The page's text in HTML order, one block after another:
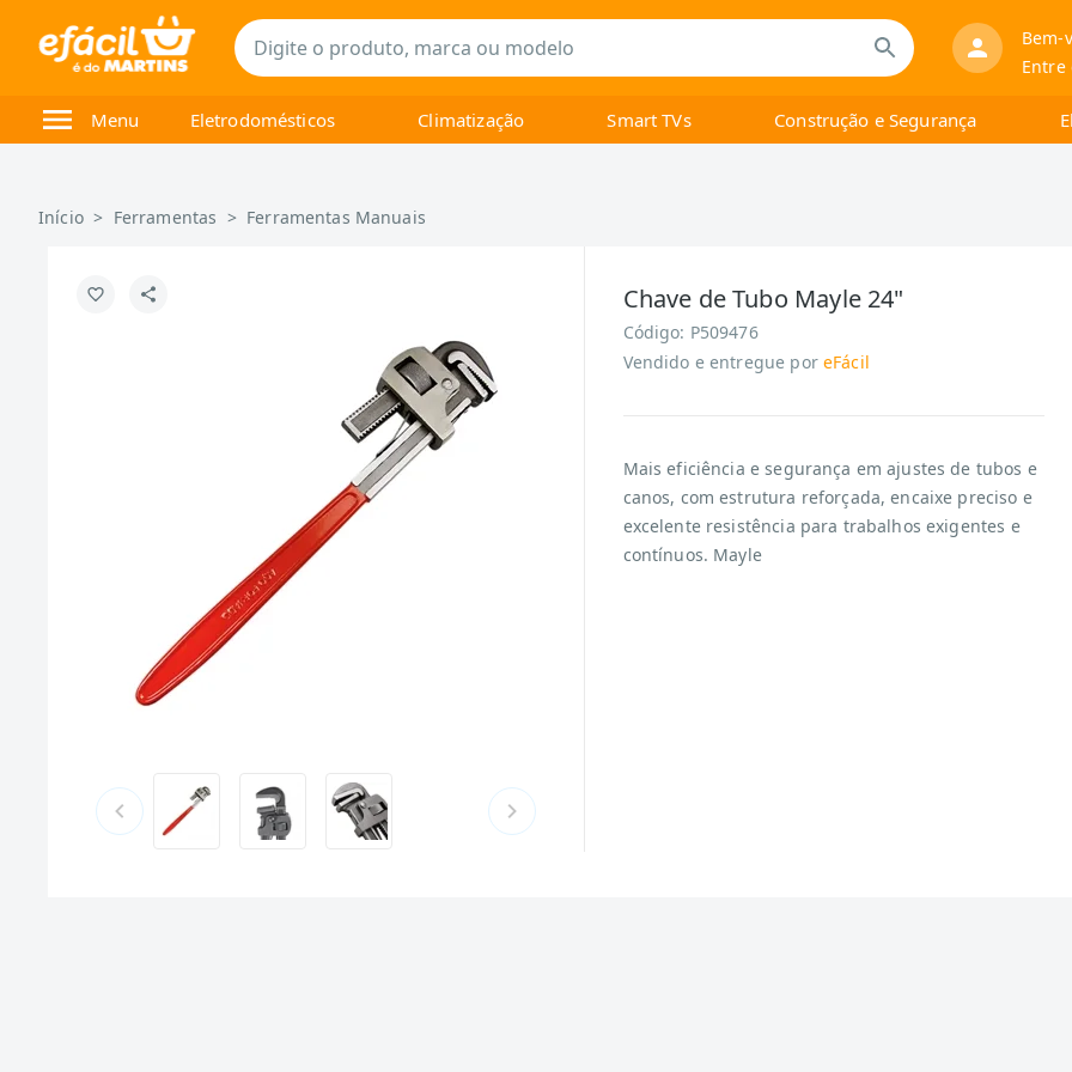
Bem-
Entre
Menu Eletrodomésticos Climatização Smart TVs Construção e Segurança
Início > Ferramentas > Ferramentas Manuais
Chave de Tubo Mayle 24"
Código: P509476
Vendido e entregue por eFácil
Mais eficiência e segurança em ajustes de tubos e
canos, com estrutura reforçada, encaixe preciso e
excelente resistência para trabalhos exigentes e
contínuos. Mayle